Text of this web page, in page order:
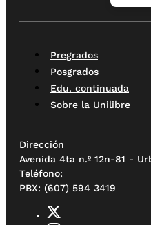
Pregrados
Posgrados
Edu. continuada
Sobre la Unilibre
Dirección
Avenida 4ta n.º 12n-81 -
Teléfono:
PBX: (607) 594 3419